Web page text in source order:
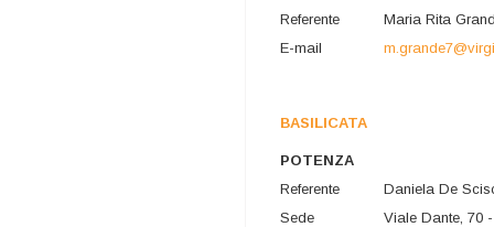
Referente
Maria Rita
E-mail
BASILICATA
POTENZA
Referente
Daniela De
Sede
Viale Dante, 70